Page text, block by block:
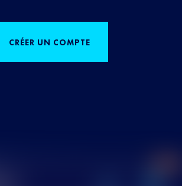
CRÉER UN COMPTE